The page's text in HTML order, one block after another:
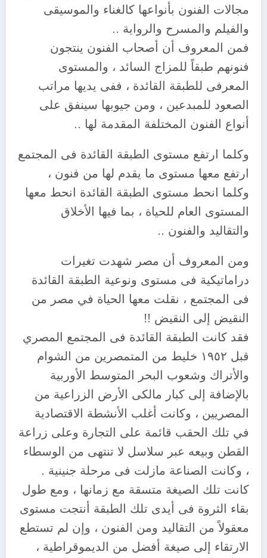
مجالات الفنون بأنواعها كالغناء والموسيقى
والفيلم والمسرح والرواية ..
فمن المعروف أن أصحاب الفنون ينتجون
فنونهم طبقاً للمزاج السائد ، والمستوى
المعرفى للطبقة القائدة ، ففى يديها مراتب
الصعود للمبدعين ، ومن جيوبها سينفق على
أنواع الفنون المختلفة المقدمة لها ..
وكلما ارتفع مستوى الطبقة القائدة فى المجتمع
ارتفع معها مستوى ما يقدم لها من فنون ،
وكلما انحط مستوى الطبقة القائدة انحط معها
المستوى العام للحياة ، بما فيها الأخلاق
والتقاليد والفنون ..
ومن المعروف أن مصر شهدت تغيرات
دراماتيكية فى مستوى ونوعية الطبقة القائدة
فى المجتمع ، نقلت معها الحياة في مصر من
النقيض إلى النقيض !!
فقد كانت الطبقة القائدة فى المجتمع المصري
قبل ١٩٥٢ خليط من المتمصرين من الشوام
والأتراك وشعوب البحر المتوسط الأوربية
بالإضافة إلى كبار مالكى الأرض الزراعية من
المصريين ، وكانت أغلب الأنشطة الاقتصادية
في تلك الحقب قائمة على التجارة وعلى زراعة
القطن وبيعه عبر سلاسل لا تنتهى من الوسطاء
، وكانت الصناعة مازلت فى مرحلة جنينية .
كانت تلك الصيغة متسقة مع زمانها ، ومع طول
بقاء الثروة فى أيدى تلك الطبقة أنتجت مستوى
معقولاً من التقاليد ومن الفنون ، وإن لم تستطع
الارتقاء إلى صيغة أفضل من الديموقراطية ،